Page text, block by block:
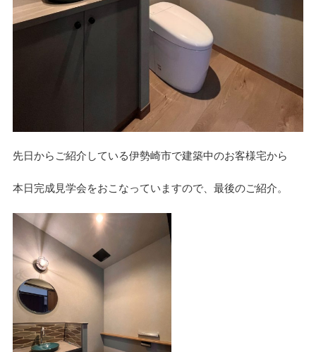
先日からご紹介している伊勢崎市で建築中のお客様宅から
本日完成見学会をおこなっていますので、最後のご紹介。
設計グループ
未分類